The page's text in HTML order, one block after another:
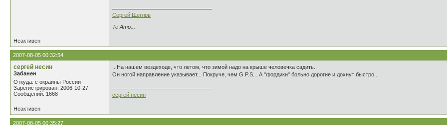
Сергей Щеглов
Te Amo...
Неактивен
2007-08-05 00:32:54
сергей несин
Забанен
Откуда: с окраины России
Зарегистрирован: 2006-10-27
Сообщений: 1668
...На нашем вездеходе, что летом, что зимой надо на крыше человечка садить.
Он ногой направление указывает... Покруче, чем G.P.S... А "фордики" больно дорогие и дохнут быстро...
сергей несин
Неактивен
2007-08-05 00:35:27